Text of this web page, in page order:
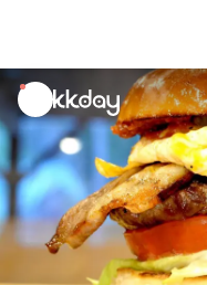
unread
notifications